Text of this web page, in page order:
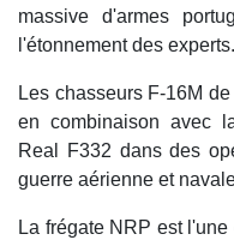
massive d'armes
l'étonnement des experts.
Les chasseurs F-16M
en combinaison avec
Real F332 dans des
guerre aérienne et
La frégate NRP est